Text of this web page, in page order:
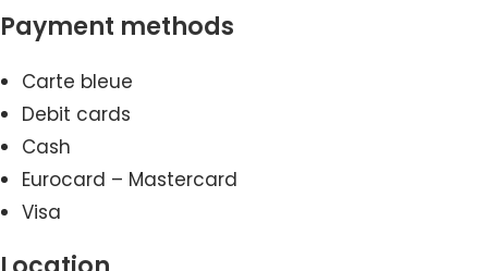
Payment methods
Carte bleue
Debit cards
Cash
Eurocard – Mastercard
Visa